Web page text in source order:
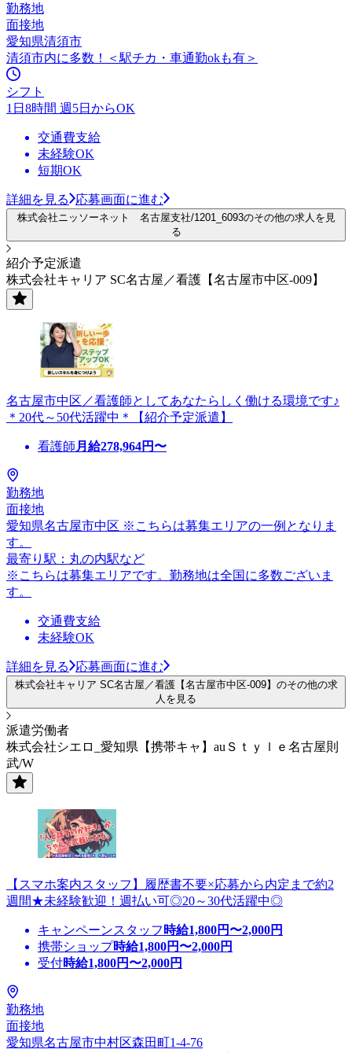
勤務地
面接地
愛知県清須市
清須市内に多数！＜駅チカ・車通勤okも有＞
シフト
1日8時間 週5日からOK
交通費支給
未経験OK
短期OK
詳細を見る 応募画面に進む
株式会社ニッソーネット 名古屋支社/1201_6093のその他の求人を見
る
紹介予定派遣
株式会社キャリア SC名古屋／看護【名古屋市中区-009】
名古屋市中区／看護師としてあなたらしく働ける環境です♪
＊20代～50代活躍中＊【紹介予定派遣】
看護師 月給278,964円〜
勤務地
面接地
愛知県名古屋市中区 ※こちらは募集エリアの一例となりま
す。
最寄り駅：丸の内駅など
※こちらは募集エリアです。勤務地は全国に多数ございま
す。
交通費支給
未経験OK
詳細を見る 応募画面に進む
株式会社キャリア SC名古屋／看護【名古屋市中区-009】のその他の求
人を見る
派遣労働者
株式会社シエロ_愛知県【携帯キャ】auＳｔｙｌｅ名古屋則
武/W
【スマホ案内スタッフ】履歴書不要×応募から内定まで約2
週間★未経験歓迎！週払い可◎20～30代活躍中◎
キャンペーンスタッフ 時給1,800円〜2,000円
携帯ショップ時給1,800円〜2,000円
受付時給1,800円〜2,000円
勤務地
面接地
愛知県名古屋市中村区森田町1-4-76